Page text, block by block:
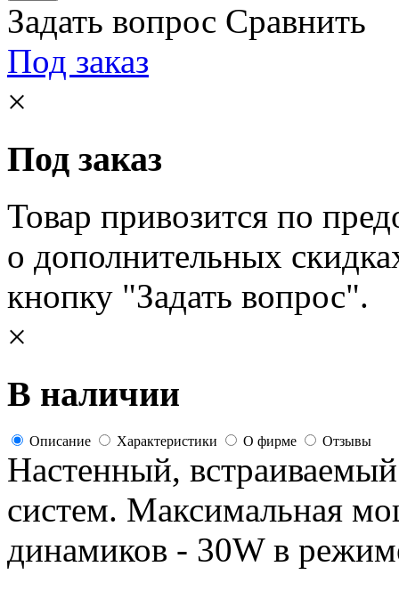
Задать вопрос Сравнить
Под заказ
×
Под заказ
Товар привозится по
о дополнительных
кнопку "Задать вопрос".
×
В наличии
Описание Характеристики О фирме Отзывы
Настенный,
систем. Максимальная
динамиков - 30W в